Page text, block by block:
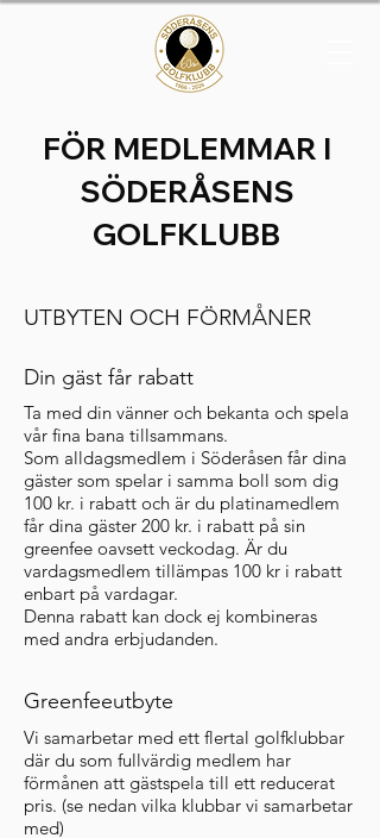
FÖR MEDLEMMAR I
SÖDERÅSENS
GOLFKLUBB
UTBYTEN OCH FÖRMÅNER
Din gäst får rabatt
Ta med din vänner och bekanta och spela
vår fina bana tillsammans.
Som alldagsmedlem i Söderåsen får dina
gäster som spelar i samma boll som dig
100 kr. i rabatt och är du platinamedlem
får dina gäster 200 kr. i rabatt på sin
greenfee oavsett veckodag. Är du
vardagsmedlem tillämpas 100 kr i rabatt
enbart på vardagar.
Denna rabatt kan dock ej kombineras
med andra erbjudanden.
Greenfeeutbyte
Vi samarbetar med ett flertal golfklubbar
där du som fullvärdig medlem har
förmånen att gästspela till ett reducerat
pris. (se nedan vilka klubbar vi samarbetar
med)